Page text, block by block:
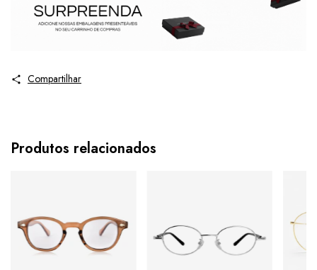
Compartilhar
Produtos relacionados